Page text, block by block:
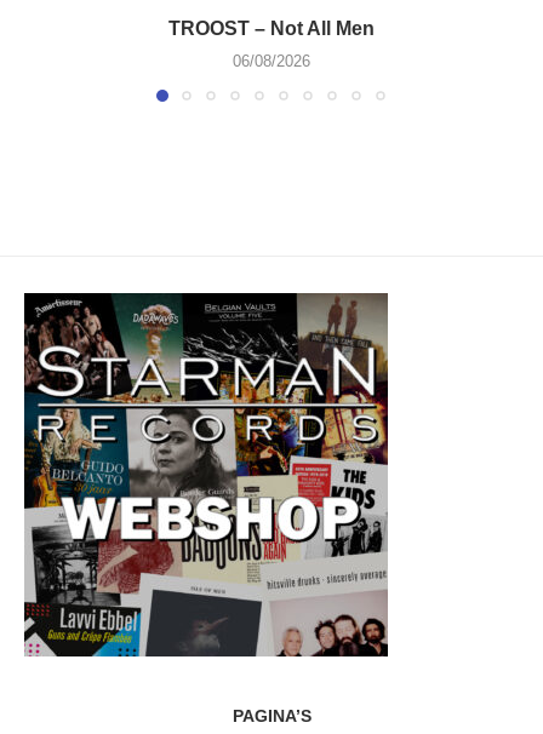
TROOST – Not All Men
06/08/2026
PAGINA’S